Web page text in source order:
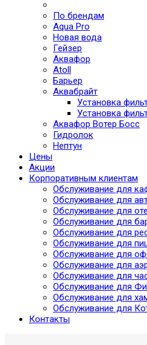
По брендам
Aqua Pro
Новая вода
Гейзер
Аквафор
Atoll
Барьер
Аквабрайт
Установка
Установка
Аквафор Вотер Босс
Гидролок
Нептун
Цены
Акции
Корпоративным клиентам
Обслуживание для
Обслуживание для
Обслуживание для
Обслуживание для
Обслуживание для
Обслуживание для
Обслуживание для
Обслуживание для
Обслуживание для
Обслуживание для
Обслуживание для
Обслуживание для
Контакты